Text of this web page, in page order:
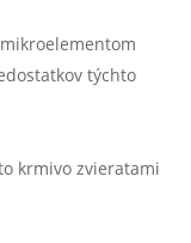
týchto
krmivo zvieratami